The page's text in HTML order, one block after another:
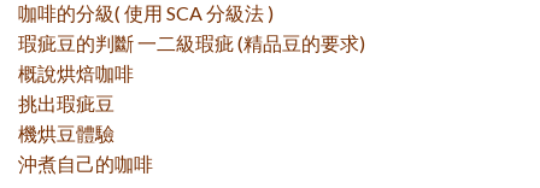
咖啡的分級( 使用 SCA 分級法 )
瑕疵豆的判斷 一二級瑕疵 (精品豆的要求)
概說烘焙咖啡
挑出瑕疵豆
機烘豆體驗
沖煮自己的咖啡